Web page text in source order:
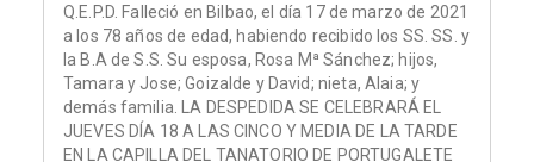
Q.E.P.D. Falleció en Bilbao, el día 17 de marzo de 2021
a los 78 años de edad, habiendo recibido los SS. SS. y
la B.A de S.S. Su esposa, Rosa Mª Sánchez; hijos,
Tamara y Jose; Goizalde y David; nieta, Alaia; y
demás familia. LA DESPEDIDA SE CELEBRARÁ EL
JUEVES DÍA 18 A LAS CINCO Y MEDIA DE LA TARDE
EN LA CAPILLA DEL TANATORIO DE PORTUGALETE